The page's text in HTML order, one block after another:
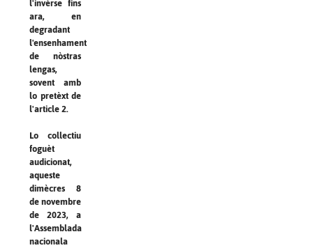
l'invèrse fins
ara, en
degradant
l'ensenhament
de nòstras
lengas,
sovent amb
lo pretèxt de
l'article 2.
Lo collectiu
foguèt
audicionat,
aqueste
dimècres 8
de novembre
de 2023, a
l'Assemblada
nacionala